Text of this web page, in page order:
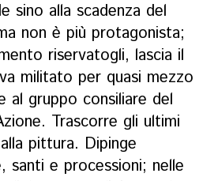
sino alla scadenza del
non è più protagonista;
riservatogli, lascia il
militato per quasi mezzo
al gruppo consiliare del
Trascorre gli ultimi
pittura. Dipinge
santi e processioni; nelle